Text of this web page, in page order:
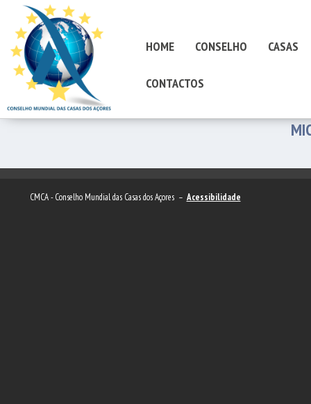
HOME CONSELHO CASAS
CONTACTOS
CMCA - Conselho Mundial das Casas dos Açores – Acessibilidade